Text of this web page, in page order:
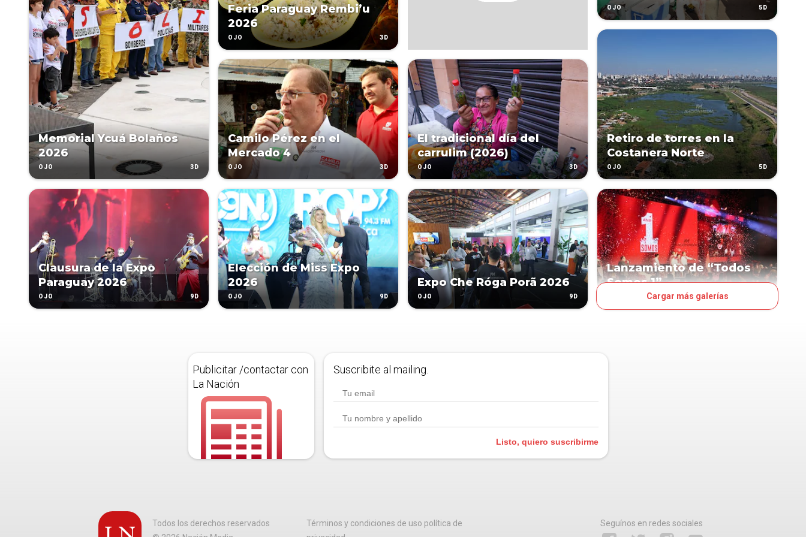
Memorial Ycuá Bolaños
2026
OJO 3D
Feria Paraguay Rembi’u
2026
OJO 3D
Camilo Pérez en el
Mercado 4
OJO 3D
El tradicional día del
carrulim (2026)
OJO 3D
OJO 5D
Retiro de torres en la
Costanera Norte
OJO 5D
Clausura de la Expo
Paraguay 2026
OJO 9D
Elección de Miss Expo
2026
OJO 9D
Expo Che Róga Porã 2026
OJO 9D
Lanzamiento de “Todos
Somos 1”
Cargar más galerías
Publicitar /contactar con
La Nación
Suscribite al mailing.
Listo, quiero suscribirme
Todos los derechos reservados
Términos y condiciones de uso política de
Seguínos en redes sociales